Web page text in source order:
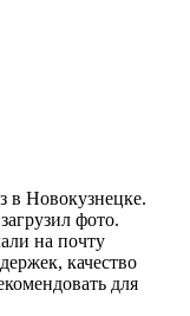
в Новокузнецке.
фото.
на почту
качество
для